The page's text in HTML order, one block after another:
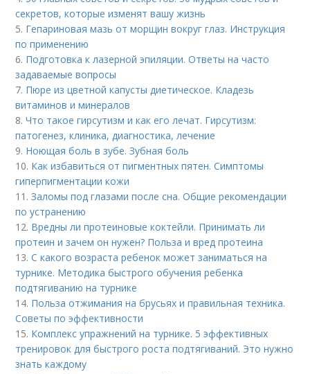
секретов, которые изменят вашу жизнь
5. Гепариновая мазь от морщин вокруг глаз. Инструкция
по применению
6. Подготовка к лазерной эпиляции. Ответы на часто
задаваемые вопросы
7. Пюре из цветной капусты диетическое. Кладезь
витаминов и минералов
8.Что такое гирсутизм и как его лечат. Гирсутизм:
патогенез, клиника, диагностика, лечение
9. Ноющая боль в зубе. Зубная боль
10. Как избавиться от пигментных пятен. Симптомы
гиперпигментации кожи
11.Заломы под глазами после сна. Общие рекомендации
по устранению
12. Вредны ли протеиновые коктейли. Принимать ли
протеин и зачем он нужен? Польза и вред протеина
13.С какого возраста ребенок может заниматься на
турнике. Методика быстрого обучения ребенка
подтягиванию на турнике
14. Польза отжимания на брусьях и правильная техника.
Советы по эффективности
15. Комплекс упражнений на турнике. 5 эффективных
тренировок для быстрого роста подтягиваний. Это нужно
знать каждому